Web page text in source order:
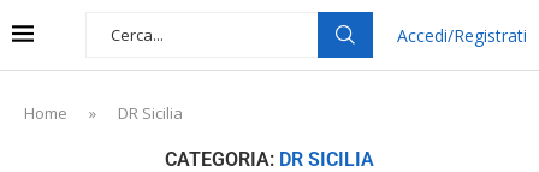
Accedi/Registrati
Home » DR Sicilia
CATEGORIA: DR SICILIA